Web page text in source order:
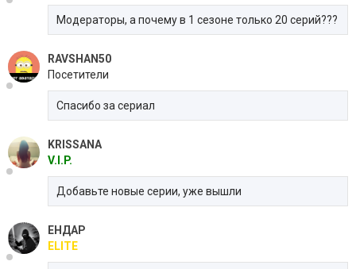
Модераторы, а почему в 1 сезоне только 20 серий???
RAVSHAN50
Посетители
Спасибо за сериал
KRISSANA
V.I.P.
Добавьте новые серии, уже вышли
ЕНДАР
ELITE